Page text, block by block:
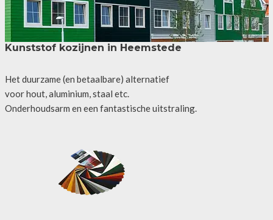
Kunststof kozijnen in Heemstede
Het duurzame (en betaalbare) alternatief
voor hout, aluminium, staal etc.
Onderhoudsarm en een fantastische uitstraling.